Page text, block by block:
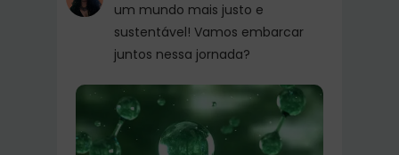
um mundo mais justo e
sustentável! Vamos embarcar
juntos nessa jornada?